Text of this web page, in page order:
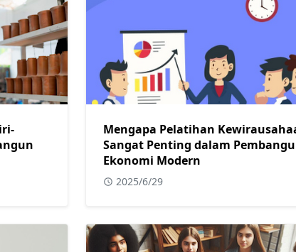
Mengapa Pelatihan
Sangat Penting dalam
Ekonomi Modern
2025/6/29